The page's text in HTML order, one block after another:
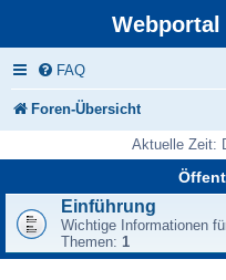
Webportal
FAQ
Foren-Übersicht
Aktuelle Zeit:
Einführung
Wichtige Informationen
Themen: 1